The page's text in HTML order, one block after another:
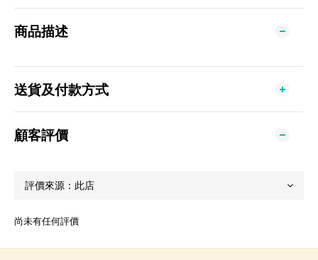
商品描述
送貨及付款方式
顧客評價
尚未有任何評價